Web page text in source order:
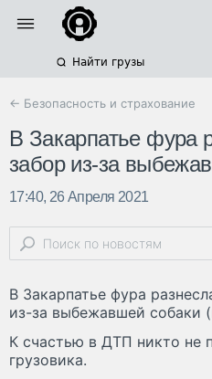
Найти грузы
← Безопасность и страхование
В Закарпатье фура
забор из-за
17:40, 26 Апреля 2021
В Закарпатье фура
из-за выбежавшей собаки
К счастью в ДТП никто не
грузовика.